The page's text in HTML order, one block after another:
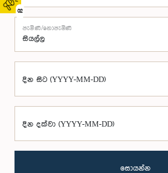
02
පැමිණි/නොපැමිණි
දින සිට (YYYY-MM-DD)
දින දක්වා (YYYY-MM-DD)
සොයන්න